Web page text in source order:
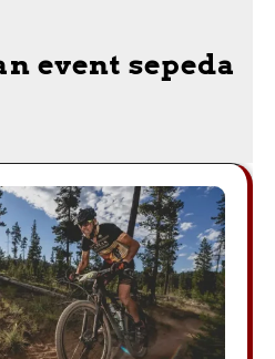
event sepeda